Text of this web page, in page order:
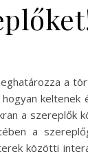
a
keltenek
a szereplők
a
közötti